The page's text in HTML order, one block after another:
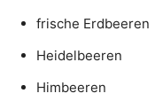
frische Erdbeeren
Heidelbeeren
Himbeeren